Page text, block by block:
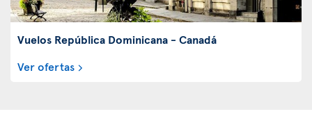
Vuelos República Dominicana - Canadá
Ver ofertas